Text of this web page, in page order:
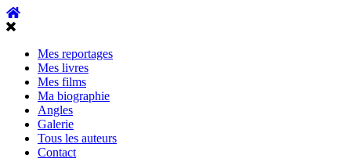
Mes reportages
Mes livres
Mes films
Ma biographie
Angles
Galerie
Tous les auteurs
Contact